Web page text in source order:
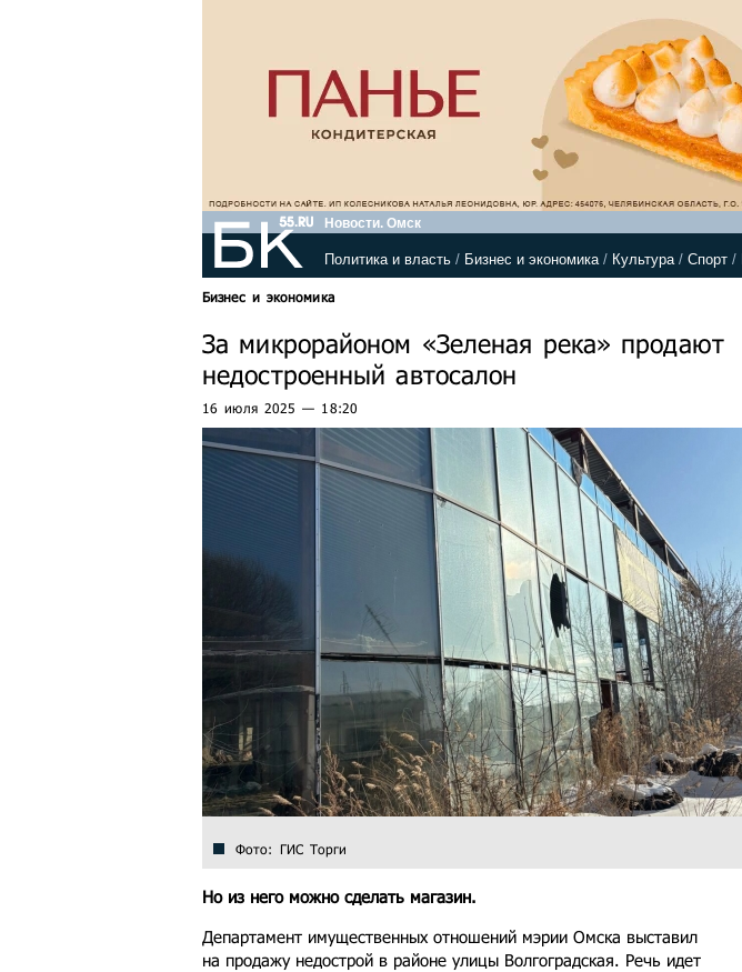
Новости. Омск
Политика и власть / Бизнес и экономика/ Культура/ Спорт /
Бизнес и экономика
За микрорайоном «Зеленая река» продают
недостроенный автосалон
16 июля 2025 — 18:20
Фото: ГИС Торги
Но из него можно сделать магазин.
Департамент имущественных отношений мэрии Омска выставил
на продажу недострой в районе улицы Волгоградская. Речь идет